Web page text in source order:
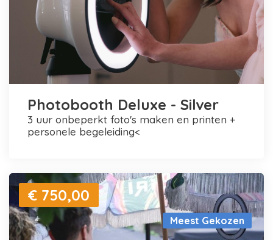
Photobooth Deluxe - Silver
3 uur onbeperkt foto's maken en printen +
personele begeleiding<
Meest Gekozen
€ 750,00